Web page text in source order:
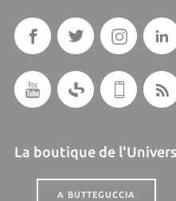
La boutique de
A BUTTEGUCCIA